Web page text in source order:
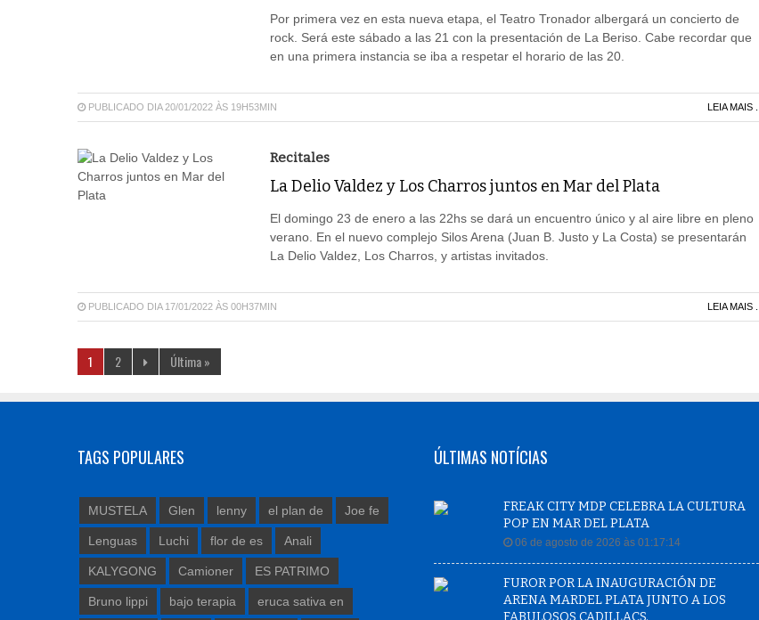
Por primera vez en esta nueva etapa, el Teatro Tronador albergará un concierto de
rock. Será este sábado a las 21 con la presentación de La Beriso. Cabe recordar que
en una primera instancia se iba a respetar el horario de las 20.
PUBLICADO DIA 20/01/2022 ÀS 19H53MIN LEIA MAIS ...
Recitales
La Delio Valdez y Los Charros juntos en Mar del Plata
El domingo 23 de enero a las 22hs se dará un encuentro único y al aire libre en pleno
verano. En el nuevo complejo Silos Arena (Juan B. Justo y La Costa) se presentarán
La Delio Valdez, Los Charros, y artistas invitados.
PUBLICADO DIA 17/01/2022 ÀS 00H37MIN LEIA MAIS ...
1 2 Última »
TAGS POPULARES
MUSTELA Glen lenny el plan de Joe fe
Lenguas Luchi flor de es Anali
KALYGONG Camioner ES PATRIMO
Bruno lippi bajo terapia eruca sativa en
ÚLTIMAS NOTÍCIAS
FREAK CITY MDP CELEBRA LA CULTURA
POP EN MAR DEL PLATA
06 de agosto de 2026 às 01:17:14
FUROR POR LA INAUGURACIÓN DE
ARENA MARDEL PLATA JUNTO A LOS
FABULOSOS CADILLACS.